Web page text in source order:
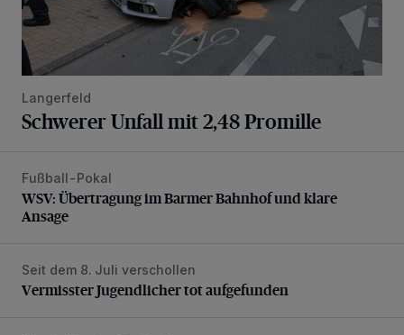
Langerfeld
Schwerer Unfall mit 2,48 Promille
WSV: Übertragung im Barmer Bahnhof und klare Ansage
Fußball-Pokal
WSV: Übertragung im Barmer Bahnhof und klare
Ansage
Vermisster Jugendlicher tot aufgefunden
Seit dem 8. Juli verschollen
Vermisster Jugendlicher tot aufgefunden